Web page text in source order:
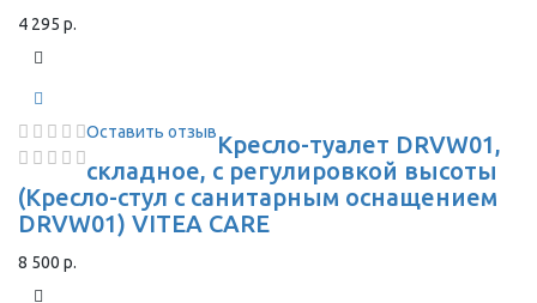
4 295 р.
Оставить отзывКресло-туалет DRVW01,
складное, с регулировкой высоты
(Кресло-стул с санитарным оснащением
DRVW01) VITEA CARE
8 500 р.